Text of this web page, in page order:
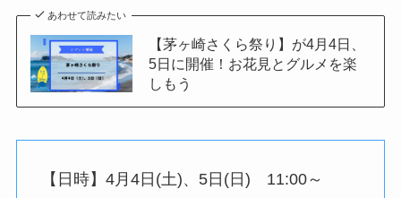
あわせて読みたい
【茅ヶ崎さくら祭り】が4月4日、
5日に開催！お花見とグルメを楽
しもう
【日時】4月4日(土)、5日(日) 11:00～